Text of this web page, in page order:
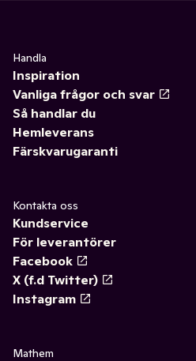
Handla
Inspiration
Vanliga frågor och svar
Så handlar du
Hemleverans
Färskvarugaranti
Kontakta oss
Kundservice
För leverantörer
Facebook
X (f.d Twitter)
Instagram
Mathem